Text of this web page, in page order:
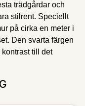
trädgårdar och
stilrent. Speciellt
på cirka en meter i
Den svarta färgen
till det